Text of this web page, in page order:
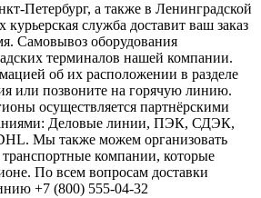
Петербург, а также в Ленинградской
курьерская служба доставит ваш заказ
Самовывоз оборудования
терминалов нашей компании.
об их расположении в разделе
или позвоните на горячую линию.
осуществляется партнёрскими
Деловые линии, ПЭК, СДЭК,
Мы также можем организовать
транспортные компании, которые
По всем вопросам доставки
+7 (800) 555-04-32